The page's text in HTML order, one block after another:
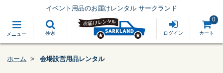
メニュー 検索
イベント用品のお届けレンタル サークランド
ログイン カート
0
ホーム 会場設営用品レンタル